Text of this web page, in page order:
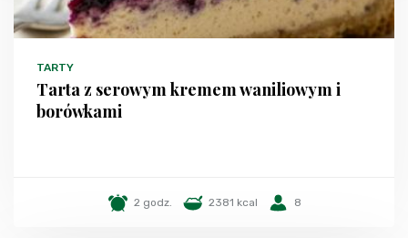
TARTY
Tarta z serowym kremem waniliowym i
borówkami
2 godz. 2381 kcal 8